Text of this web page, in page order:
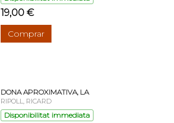
19,00 €
Comprar
DONA APROXIMATIVA, LA
RIPOLL, RICARD
Disponibilitat immediata